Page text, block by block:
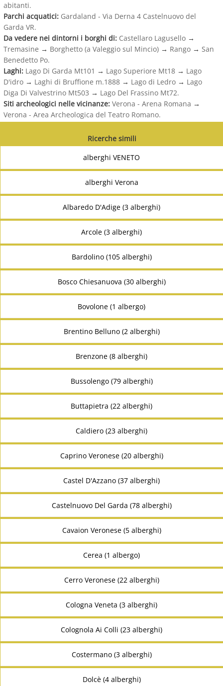
abitanti.
Parchi acquatici: Gardaland - Via Derna 4 Castelnuovo del
Garda VR.
Da vedere nei dintorni i borghi di: Castellaro Lagusello →
Tremasine → Borghetto (a Valeggio sul Mincio) → Rango → San
Benedetto Po.
Laghi: Lago Di Garda Mt101 → Lago Superiore Mt18 → Lago
D'idro → Laghi di Bruffione m.1888 → Lago di Ledro → Lago
Diga Di Valvestrino Mt503 → Lago Del Frassino Mt72.
Siti archeologici nelle vicinanze: Verona - Arena Romana →
Verona - Area Archeologica del Teatro Romano.
Ricerche simili
alberghi VENETO
alberghi Verona
Albaredo D'Adige (3 alberghi)
Arcole (3 alberghi)
Bardolino (105 alberghi)
Bosco Chiesanuova (30 alberghi)
Bovolone (1 albergo)
Brentino Belluno (2 alberghi)
Brenzone (8 alberghi)
Bussolengo (79 alberghi)
Buttapietra (22 alberghi)
Caldiero (23 alberghi)
Caprino Veronese (20 alberghi)
Castel D'Azzano (37 alberghi)
Castelnuovo Del Garda (78 alberghi)
Cavaion Veronese (5 alberghi)
Cerea (1 albergo)
Cerro Veronese (22 alberghi)
Cologna Veneta (3 alberghi)
Colognola Ai Colli (23 alberghi)
Costermano (3 alberghi)
Dolcè (4 alberghi)